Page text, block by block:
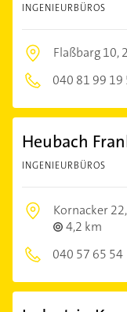
INGENIEURBÜROS
Flaßbarg 10,
040 81 99 19
Heubach
INGENIEURBÜROS
Kornacker 22,
4,2 km
040 57 65 54